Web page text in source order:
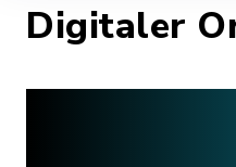
Digitaler